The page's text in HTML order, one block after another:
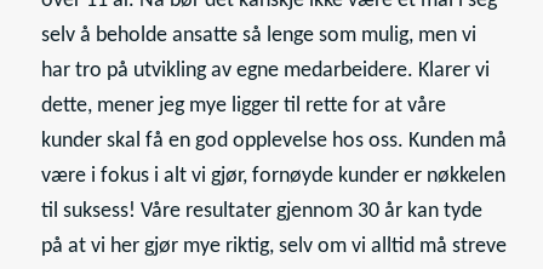
selv å beholde ansatte så lenge som mulig, men vi
har tro på utvikling av egne medarbeidere. Klarer vi
dette, mener jeg mye ligger til rette for at våre
kunder skal få en god opplevelse hos oss. Kunden må
være i fokus i alt vi gjør, fornøyde kunder er nøkkelen
til suksess! Våre resultater gjennom 30 år kan tyde
på at vi her gjør mye riktig, selv om vi alltid må streve